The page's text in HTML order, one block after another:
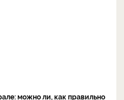
можно ли, как правильно